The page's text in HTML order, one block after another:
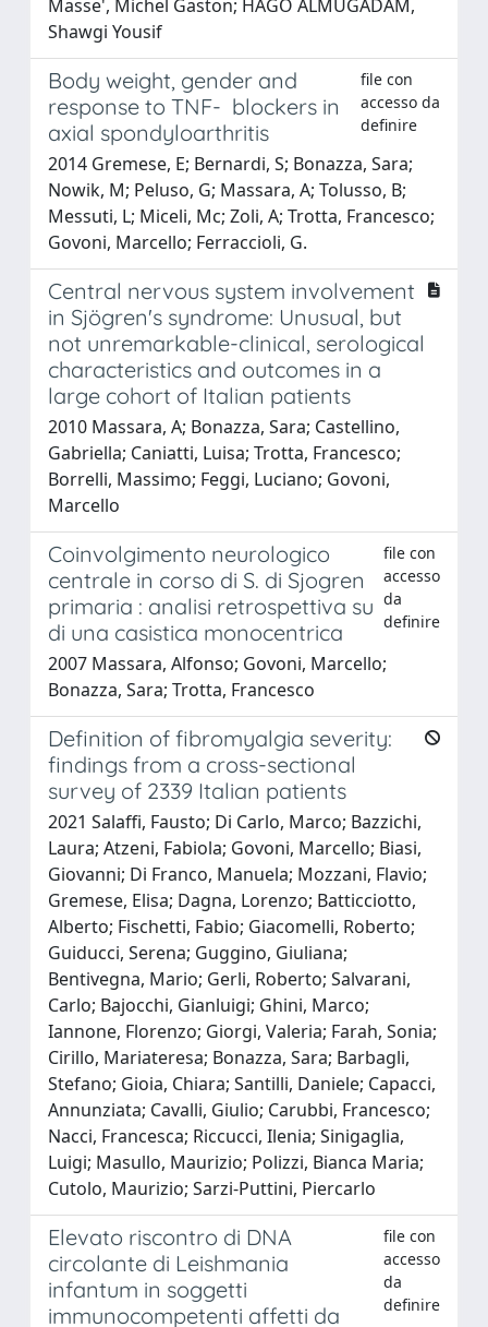
Masse', Michel Gaston; HAGO ALMUGADAM,
Shawgi Yousif
Body weight, gender and
response to TNF- blockers in
axial spondyloarthritis
file con
accesso da
definire
2014 Gremese, E; Bernardi, S; Bonazza, Sara;
Nowik, M; Peluso, G; Massara, A; Tolusso, B;
Messuti, L; Miceli, Mc; Zoli, A; Trotta, Francesco;
Govoni, Marcello; Ferraccioli, G.
Central nervous system involvement
in Sjögren's syndrome: Unusual, but
not unremarkable-clinical, serological
characteristics and outcomes in a
large cohort of Italian patients
2010 Massara, A; Bonazza, Sara; Castellino,
Gabriella; Caniatti, Luisa; Trotta, Francesco;
Borrelli, Massimo; Feggi, Luciano; Govoni,
Marcello
Coinvolgimento neurologico
centrale in corso di S. di Sjogren
primaria : analisi retrospettiva su
di una casistica monocentrica
file con
accesso
da
definire
2007 Massara, Alfonso; Govoni, Marcello;
Bonazza, Sara; Trotta, Francesco
Definition of fibromyalgia severity:
findings from a cross-sectional
survey of 2339 Italian patients
2021 Salaffi, Fausto; Di Carlo, Marco; Bazzichi,
Laura; Atzeni, Fabiola; Govoni, Marcello; Biasi,
Giovanni; Di Franco, Manuela; Mozzani, Flavio;
Gremese, Elisa; Dagna, Lorenzo; Batticciotto,
Alberto; Fischetti, Fabio; Giacomelli, Roberto;
Guiducci, Serena; Guggino, Giuliana;
Bentivegna, Mario; Gerli, Roberto; Salvarani,
Carlo; Bajocchi, Gianluigi; Ghini, Marco;
Iannone, Florenzo; Giorgi, Valeria; Farah, Sonia;
Cirillo, Mariateresa; Bonazza, Sara; Barbagli,
Stefano; Gioia, Chiara; Santilli, Daniele; Capacci,
Annunziata; Cavalli, Giulio; Carubbi, Francesco;
Nacci, Francesca; Riccucci, Ilenia; Sinigaglia,
Luigi; Masullo, Maurizio; Polizzi, Bianca Maria;
Cutolo, Maurizio; Sarzi-Puttini, Piercarlo
Elevato riscontro di DNA
circolante di Leishmania
infantum in soggetti
immunocompetenti affetti da
file con
accesso
da
definire